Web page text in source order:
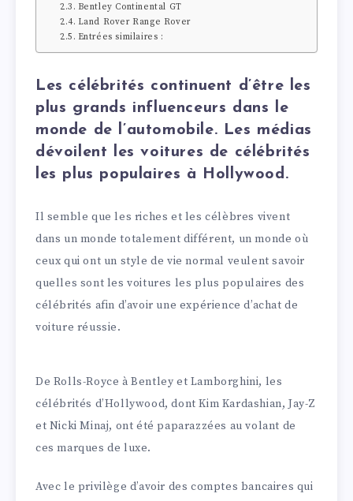
Bentley Continental GT
Land Rover Range Rover
Entrées similaires :
Les célébrités continuent d’être les
plus grands influenceurs dans le
monde de l’automobile. Les médias
dévoilent les voitures de célébrités
les plus populaires à Hollywood.
Il semble que les riches et les célèbres vivent
dans un monde totalement différent, un monde où
ceux qui ont un style de vie normal veulent savoir
quelles sont les voitures les plus populaires des
célébrités afin d’avoir une expérience d’achat de
voiture réussie.
De Rolls-Royce à Bentley et Lamborghini, les
célébrités d’Hollywood, dont Kim Kardashian, Jay-Z
et Nicki Minaj, ont été paparazzées au volant de
ces marques de luxe.
Avec le privilège d’avoir des comptes bancaires qui